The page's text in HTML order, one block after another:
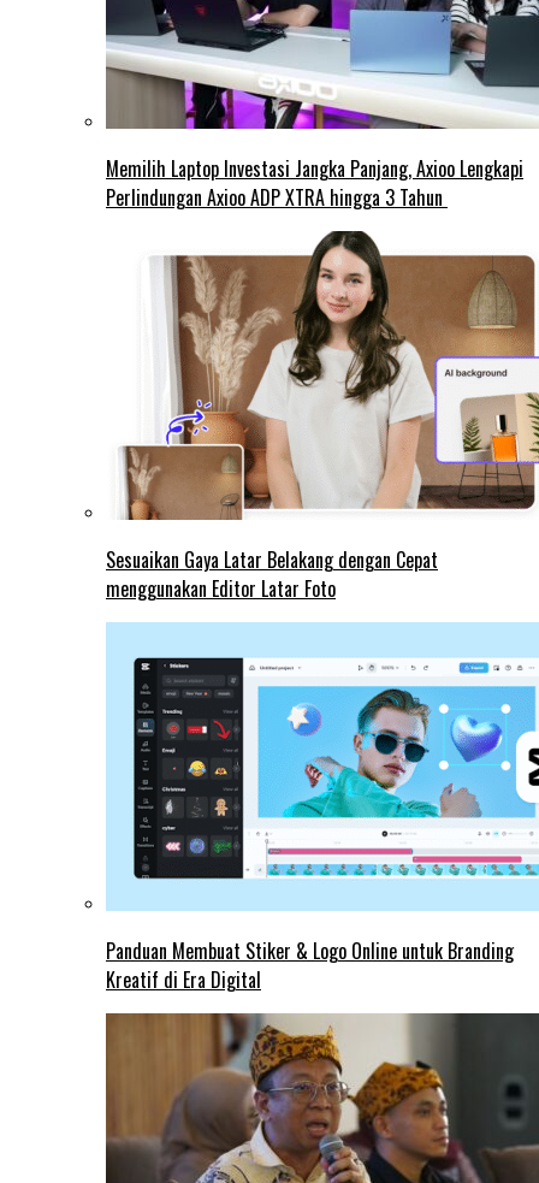
Memilih Laptop Investasi Jangka Panjang, Axioo Lengkapi
Perlindungan Axioo ADP XTRA hingga 3 Tahun
Sesuaikan Gaya Latar Belakang dengan Cepat
menggunakan Editor Latar Foto
Panduan Membuat Stiker & Logo Online untuk Branding
Kreatif di Era Digital